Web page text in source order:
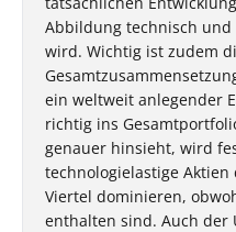
Abbildung technisch
wird. Wichtig ist zudem
ein weltweit anlegender
richtig ins
genauer hinsieht, wird
technologielastige
Viertel dominieren,
enthalten sind. Auch der